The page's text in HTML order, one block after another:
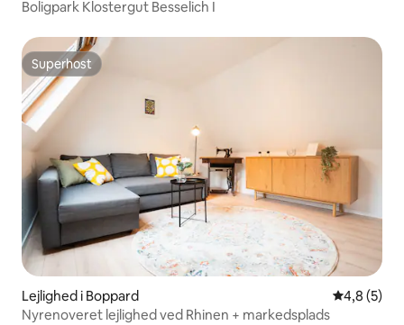
Boligpark Klostergut Besselich I
Superhost
Superhost
Lejlighed i Boppard 4,8 ud af 5
4,8 (5)
Nyrenoveret lejlighed ved Rhinen + markedsplads